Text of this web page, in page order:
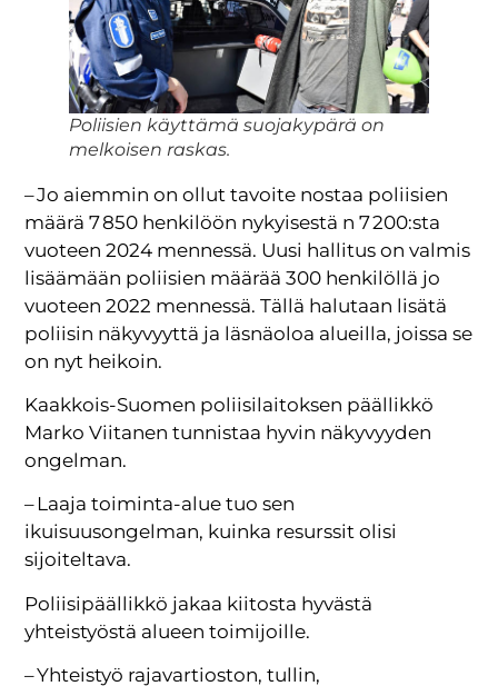
Poliisien käyttämä suojakypärä on
melkoisen raskas.
– Jo aiemmin on ollut tavoite nostaa poliisien
määrä 7 850 henkilöön nykyisestä n 7 200:sta
vuoteen 2024 mennessä. Uusi hallitus on valmis
lisäämään poliisien määrää 300 henkilöllä jo
vuoteen 2022 mennessä. Tällä halutaan lisätä
poliisin näkyvyyttä ja läsnäoloa alueilla, joissa se
on nyt heikoin.
Kaakkois-Suomen poliisilaitoksen päällikkö
Marko Viitanen tunnistaa hyvin näkyvyyden
ongelman.
– Laaja toiminta-alue tuo sen
ikuisuusongelman, kuinka resurssit olisi
sijoiteltava.
Poliisipäällikkö jakaa kiitosta hyvästä
yhteistyöstä alueen toimijoille.
– Yhteistyö rajavartioston, tullin,